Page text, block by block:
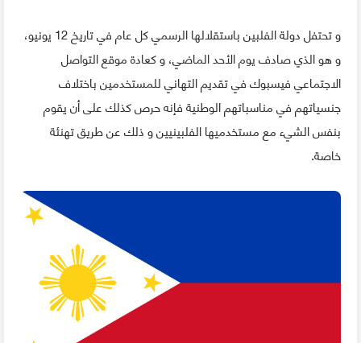
و تحتفل دولة الفلبين باستقلالها الرسمي كل عام في تاريخ 12 يونيو،
و هو الذي صادف يوم الأحد الماضي، و كعادة موقع التواصل
الاجتماعي فيسبوك في تقديم التهاني للمستخدمين باختلاف
جنسياتهم في مناسباتهم الوطنية فإنه حرص كذلك على أن يقوم
بنفس الشيء مع مستخدميها الفلبينيين و ذلك عن طريق تهنئة
خاصة.